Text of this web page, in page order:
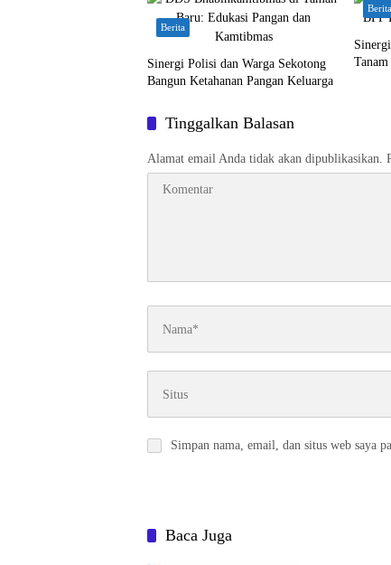
Berita
Sinergi Polisi dan Warga Sekotong
Bangun Ketahanan Pangan Keluarga
Berita
Tinggalkan Balasan
Alamat email Anda tidak akan dipublikasikan.
Simpan nama, email, dan situs web saya
Baca Juga